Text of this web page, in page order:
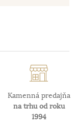
Kamenná predajňa
na trhu od roku
1994